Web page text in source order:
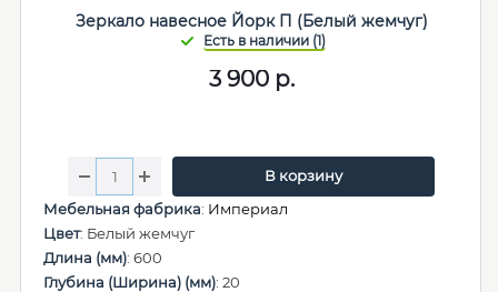
Зеркало навесное Йорк П (Белый жемчуг)
3 900р.
В корзину
Мебельная фабрика: Империал
Цвет: Белый жемчуг
Длина (мм): 600
Глубина (Ширина) (мм): 20